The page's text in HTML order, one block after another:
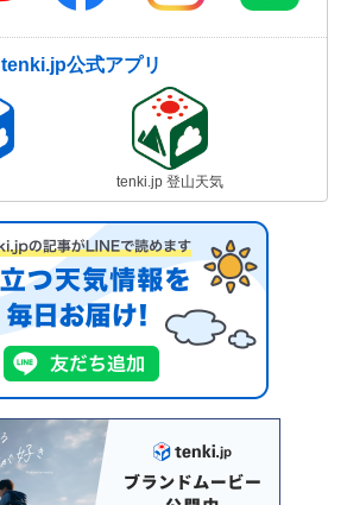
tenki.jp公式アプリ
tenki.jp 登山天気